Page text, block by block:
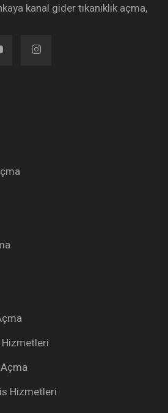
kanal gider tıkanıklık açma,
Hizmetleri
Açma
Hizmetleri